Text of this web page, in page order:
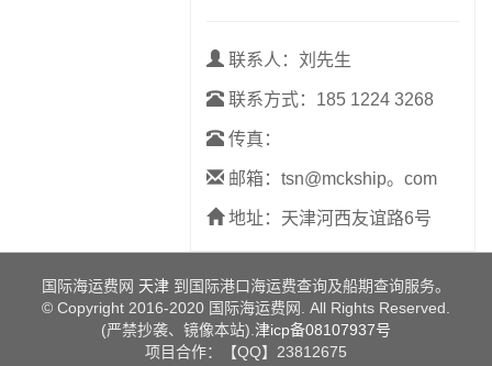
联系人：刘先生
联系方式： 185 1224 3268
传真：
邮箱：tsn@mckship。com
地址：天津河西友谊路6号
国际海运费网 天津 到国际港口海运费查询及船期查询服务。
© Copyright 2016-2020 国际海运费网. All Rights Reserved.
(严禁抄袭、镜像本站). 津icp备08107937号
项目合作：【QQ】23812675